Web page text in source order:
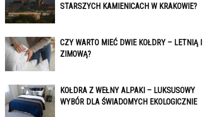
STARSZYCH KAMIENICACH W KRAKOWIE?
CZY WARTO MIEĆ DWIE KOŁDRY – LETNIĄ I
ZIMOWĄ?
KOŁDRA Z WEŁNY ALPAKI – LUKSUSOWY
WYBÓR DLA ŚWIADOMYCH EKOLOGICZNIE